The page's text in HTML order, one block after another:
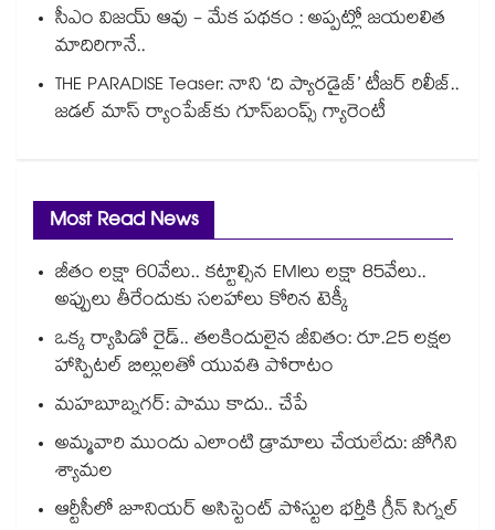
సీఎం విజయ్ ఆవు - మేక పథకం : అప్పట్లో జయలలిత
మాదిరిగానే..
THE PARADISE Teaser: నాని ‘ది ప్యారడైజ్‌‌’ టీజర్ రిలీజ్..
జడల్ మాస్ ర్యాంపేజ్‌కు గూస్‌బంప్స్ గ్యారెంటీ
Most Read News
జీతం లక్షా 60వేలు.. కట్టాల్సిన EMIలు లక్షా 85వేలు..
అప్పులు తీరేందుకు సలహాలు కోరిన టెక్కీ
ఒక్క ర్యాపిడో రైడ్.. తలకిందులైన జీవితం: రూ.25 లక్షల
హాస్పిటల్ బిల్లులతో యువతి పోరాటం
మహబూబ్నగర్: పాము కాదు.. చేపే
అమ్మవారి ముందు ఎలాంటి డ్రామాలు చేయలేదు: జోగిని
శ్యామల
ఆర్టీసీలో జూనియర్ అసిస్టెంట్‌‌ పోస్టుల భర్తీకి గ్రీన్‌‌ సిగ్నల్